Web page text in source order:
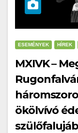
ESEMÉNYEK HÍREK
MXIVK –
ökölvívó